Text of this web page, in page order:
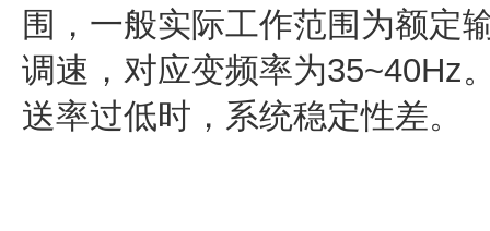
围，一般实际工作范围为额定
调速，对应变频率为35~40Hz
送率过低时，系统稳定性差。